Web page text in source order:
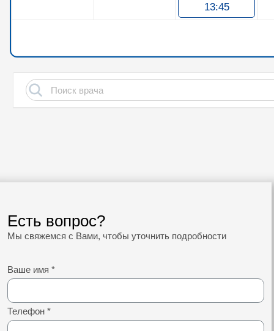
13:45
Есть вопрос?
Мы свяжемся с Вами, чтобы уточнить подробности
Ваше имя *
Телефон *